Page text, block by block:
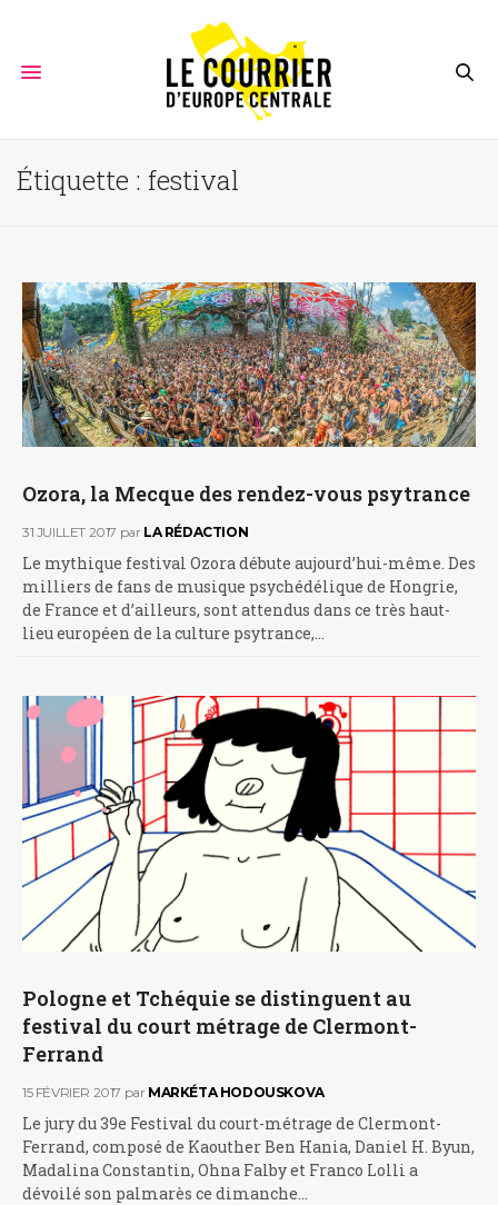
Étiquette : festival
Ozora, la Mecque des rendez-vous psytrance
31 JUILLET 2017 par LA RÉDACTION
Le mythique festival Ozora débute aujourd’hui-même. Des
milliers de fans de musique psychédélique de Hongrie,
de France et d’ailleurs, sont attendus dans ce très haut-
lieu européen de la culture psytrance,…
Pologne et Tchéquie se distinguent au
festival du court métrage de Clermont-
Ferrand
15 FÉVRIER 2017 par MARKÉTA HODOUSKOVA
Le jury du 39e Festival du court-métrage de Clermont-
Ferrand, composé de Kaouther Ben Hania, Daniel H. Byun,
Madalina Constantin, Ohna Falby et Franco Lolli a
dévoilé son palmarès ce dimanche…